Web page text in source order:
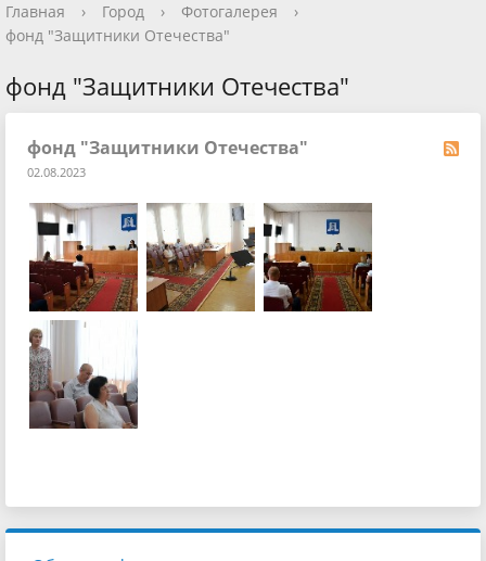
Главная › Город › Фотогалерея
›
фонд "Защитники Отечества"
фонд "Защитники Отечества"
фонд "Защитники Отечества"
02.08.2023